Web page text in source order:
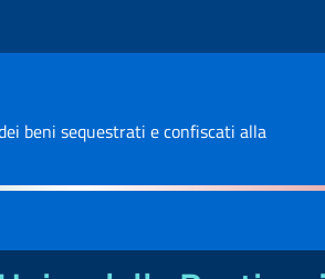
beni sequestrati e confiscati alla